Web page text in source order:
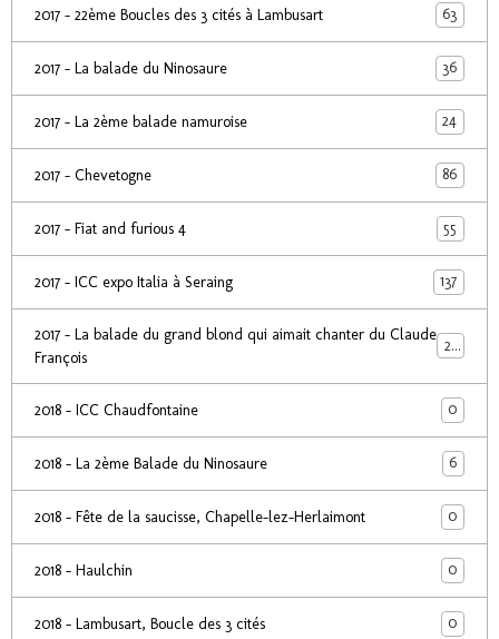
2017 - 22ème Boucles des 3 cités à Lambusart 63
2017 - La balade du Ninosaure 36
2017 - La 2ème balade namuroise 24
2017 - Chevetogne 86
2017 - Fiat and furious 4 55
2017 - ICC expo Italia à Seraing 137
2017 - La balade du grand blond qui aimait chanter du Claude
François
24
2018 - ICC Chaudfontaine 0
2018 - La 2ème Balade du Ninosaure 6
2018 - Fête de la saucisse, Chapelle-lez-Herlaimont 0
2018 - Haulchin 0
2018 - Lambusart, Boucle des 3 cités 0